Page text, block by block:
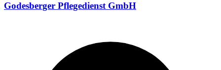
Godesberger Pflegedienst GmbH